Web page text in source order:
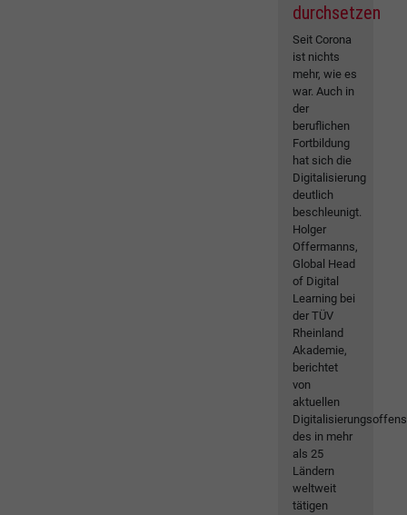
durchsetzen
Seit Corona
ist nichts
mehr, wie es
war. Auch in
der
beruflichen
Fortbildung
hat sich die
Digitalisierung
deutlich
beschleunigt.
Holger
Offermanns,
Global Head
of Digital
Learning bei
der TÜV
Rheinland
Akademie,
berichtet
von
aktuellen
des in mehr
als 25
Ländern
weltweit
tätigen